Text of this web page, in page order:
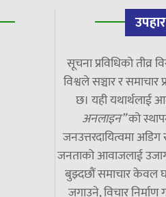
सूचना प्रविधिको तीव्र
विश्वले सञ्चार र
छ। यही यथार्थलाई
अनलाइन”को
जनउत्तरदायित्वमा
जनताको आवाजलाई
बुझ्दछौं समाचार केवल